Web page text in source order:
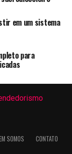
em um sistema
para
SOMOS CONTATO